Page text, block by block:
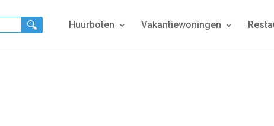
Huurboten Vakantiewoningen